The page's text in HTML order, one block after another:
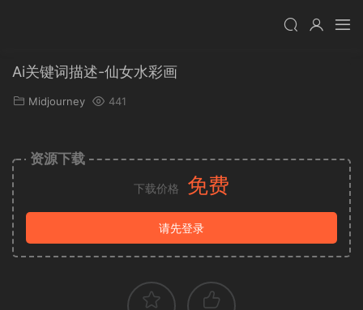
Ai关键词描述-仙女水彩画
Midjourney 441
资源下载
下载价格 免费
请先登录